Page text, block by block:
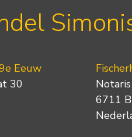
Eeuw
30
6711